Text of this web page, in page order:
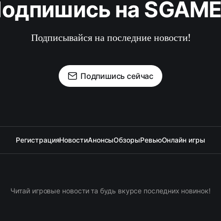
на
Подписывайся на последние новости!
Подпишись сейчас
РегистрацияНовостиАнонсыОбзорыРевьюОнлайн игры
Читай игровые новости та будь вкурсе последних новинок!